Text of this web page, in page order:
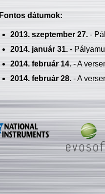
Fontos dátumok:
2013. szeptember 27.-
2014. január 31.-
2014. február 14.- A
2014. február 28.- A